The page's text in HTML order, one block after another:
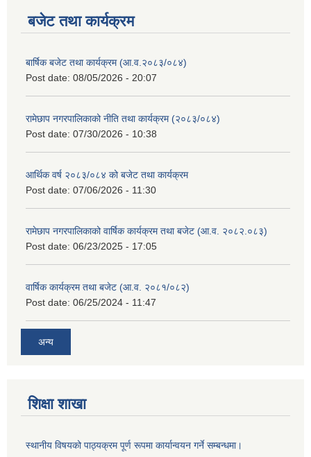
बजेट तथा कार्यक्रम
बार्षिक बजेट तथा कार्यक्रम (आ.व.२०८३/०८४)
Post date: 08/05/2026 - 20:07
रामेछाप नगरपालिकाको नीति तथा कार्यक्रम (२०८३/०८४)
Post date: 07/30/2026 - 10:38
आर्थिक वर्ष २०८३/०८४ को बजेट तथा कार्यक्रम
Post date: 07/06/2026 - 11:30
रामेछाप नगरपालिकाको वार्षिक कार्यक्रम तथा बजेट (आ.व. २०८२.०८३)
Post date: 06/23/2025 - 17:05
वार्षिक कार्यक्रम तथा बजेट (आ.व. २०८१/०८२)
Post date: 06/25/2024 - 11:47
अन्य
शिक्षा शाखा
स्थानीय विषयको पाठ्यक्रम पूर्ण रूपमा कार्यान्वयन गर्ने सम्बन्धमा।